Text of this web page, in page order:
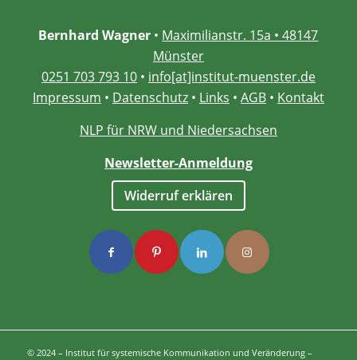
Bernhard Wagner • Maximilianstr. 15a • 48147
Münster
0251 703 793 10• info[at]institut-muenster.de
Impressum • Datenschutz• Links • AGB• Kontakt
NLP für NRW und Niedersachsen
Newsletter-Anmeldung
Widerruf erklären
© 2024 – Institut für systemische Kommunikation und Veränderung –